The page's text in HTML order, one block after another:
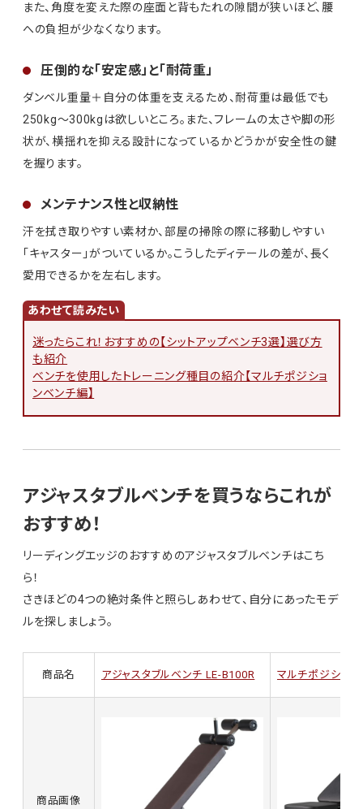
また、角度を変えた際の座面と背もたれの隙間が狭いほど、腰
への負担が少なくなります。
圧倒的な「安定感」と「耐荷重」
ダンベル重量＋自分の体重を支えるため、耐荷重は最低でも
250kg〜300kgは欲しいところ。また、フレームの太さや脚の形
状が、横揺れを抑える設計になっているかどうかが安全性の鍵
を握ります。
メンテナンス性と収納性
汗を拭き取りやすい素材か、部屋の掃除の際に移動しやすい
「キャスター」がついているか。こうしたディテールの差が、長く
愛用できるかを左右します。
迷ったらこれ！おすすめの【シットアップベンチ3選】選び方
も紹介
ベンチを使用したトレーニング種目の紹介【マルチポジショ
ンベンチ編】
アジャスタブルベンチを買うならこれが
おすすめ！
リーディングエッジのおすすめのアジャスタブルベンチはこち
ら！
さきほどの4つの絶対条件と照らしあわせて、自分にあったモデ
ルを探しましょう。
商品名 アジャスタブルベンチ LE-B100R マルチポジショ
商品画像